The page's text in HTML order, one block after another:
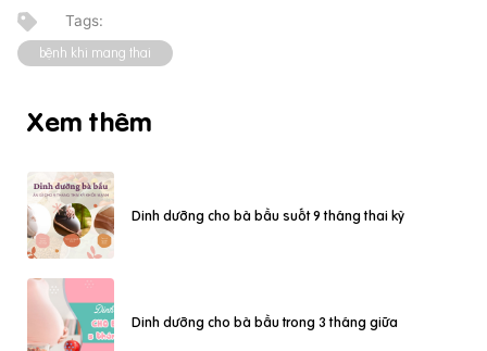
bệnh khi mang thai
Xem thêm
Dinh dưỡng cho bà bầu suốt 9 tháng thai kỳ
Dinh dưỡng cho bà bầu trong 3 tháng giữa